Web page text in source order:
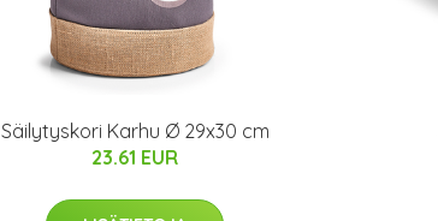
Säilytyskori Karhu Ø 29x30 cm
23.61 EUR